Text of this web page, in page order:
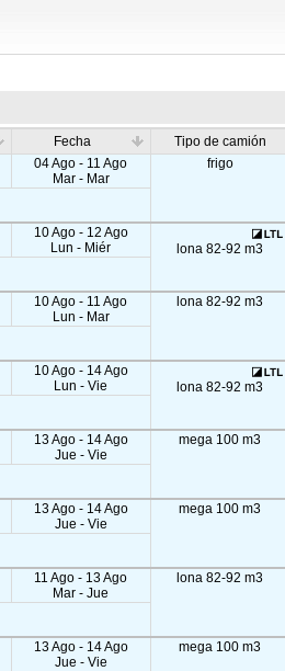
Fecha Tipo de camión
04 Ago - 11 Ago
Mar - Mar
frigo
10 Ago - 12 Ago
Lun - Miér
lona 82-92 m3
10 Ago - 11 Ago
Lun - Mar
lona 82-92 m3
10 Ago - 14 Ago
Lun - Vie
lona 82-92 m3
13 Ago - 14 Ago
Jue - Vie
mega 100 m3
13 Ago - 14 Ago
Jue - Vie
mega 100 m3
11 Ago - 13 Ago
Mar - Jue
lona 82-92 m3
13 Ago - 14 Ago
Jue - Vie
mega 100 m3